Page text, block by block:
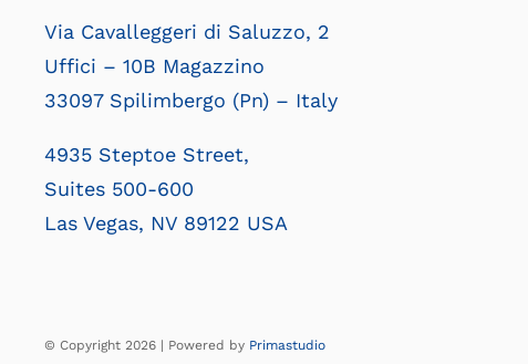
Via Cavalleggeri di Saluzzo, 2
Uffici – 10B Magazzino
33097 Spilimbergo (Pn) – Italy
4935 Steptoe Street,
Suites 500-600
Las Vegas, NV 89122 USA
© Copyright 2026 | Powered by Primastudio